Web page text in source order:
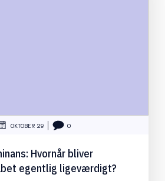
OKTOBER 29 0
Hvornår bliver
egentlig ligeværdigt?